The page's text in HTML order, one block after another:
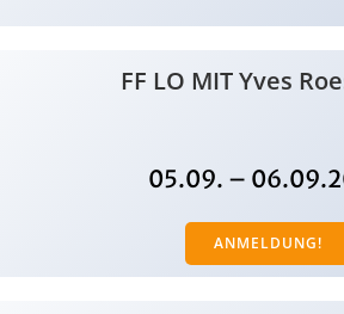
FF LO MIT Yves
05.09. –
ANMELDUNG!